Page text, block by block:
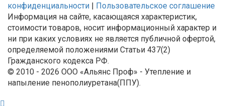
конфиденциальности | Пользовательское соглашение
Информация на сайте, касающаяся характеристик,
стоимости товаров, носит информационный характер и
ни при каких условиях не является публичной офертой,
определяемой положениями Статьи 437(2)
Гражданского кодекса РФ.
© 2010 - 2026 ООО «Альянс Проф» - Утепление и
напыление пенополиуретана(ППУ).